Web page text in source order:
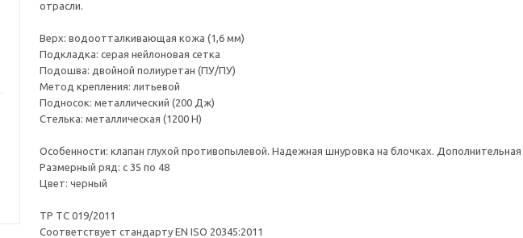
отрасли.
Верх: водоотталкивающая кожа (1,6 мм)
Подкладка: серая нейлоновая сетка
Подошва: двойной полиуретан (ПУ/ПУ)
Метод крепления: литьевой
Подносок: металлический (200 Дж)
Стелька: металлическая (1200 Н)
Особенности: клапан глухой противопылевой. Надежная шнуровка на блочках.
Размерный ряд: с 35 по 48
Цвет: черный
ТР ТС 019/2011
Cоответствует стандарту EN ISO 20345:2011